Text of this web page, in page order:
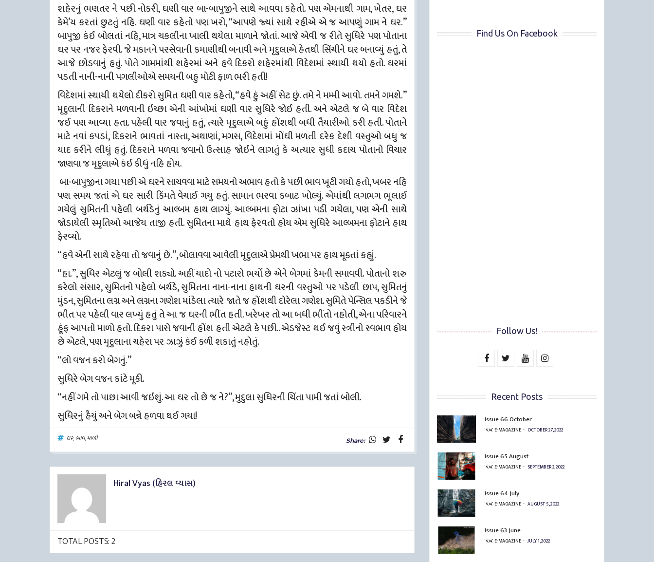
શહેરનું ભણતર ને પછી નોકરી, ઘણી વાર બા-બાપુજીને સાથે આવવા કહેતો. પણ એમનાથી ગામ, ખેતર, ઘર
કેમે’ય કરતાં છુટતું નહિ. ઘણી વાર કહેતો પણ ખરો, “આપણે જ્યાં સાથે રહીએ એ જ આપણું ગામ ને ઘર.”
બાપુજી કંઈ બોલતાં નહિ, માત્ર ચકલીના ખાલી થયેલા માળાને જોતાં. આજે એવી જ રીતે સુધિરે પણ પોતાના
ઘર પર નજર ફેરવી. જે મકાનને પરસેવાની કમાણીથી બનાવી અને મૃદુલાએ હેતથી સિંચીને ઘર બનાવ્યું હતું, તે
આજે છોડવાનું હતું. પોતે ગામમાંથી શહેરમાં અને હવે દિકરો શહેરમાંથી વિદેશમાં સ્થાયી થયો હતો. ઘરમાં
પડતી નાની-નાની પગલીઓએ સમયની બહુ મોટી ફાળ ભરી હતી!
વિદેશમાં સ્થાયી થયેલો દીકરો સુમિત ઘણી વાર કહેતો, “હવે હું અહીં સેટ છું. તમે ને મમ્મી આવો. તમને ગમશે.”
મૃદુલાની દિકરાને મળવાની ઇચ્છા એની આંખોમાં ઘણી વાર સુધિરે જોઈ હતી. અને એટલે જ બે વાર વિદેશ
જઈ પણ આવ્યા હતા. પહેલી વાર જવાનું હતું, ત્યારે મૃદુલાએ બહું હોંશથી બધી તૈયારીઓ કરી હતી. પોતાને
માટે નવાં કપડાં, દિકરાને ભાવતાં નાસ્તા, અથાણાં, મગસ, વિદેશમાં મોંઘી મળતી દરેક દેશી વસ્તુઓ બધુ જ
યાદ કરીને લીધું હતું. દિકરાને મળવા જવાનો ઉત્સાહ જોઈને લાગતું કે અત્યાર સુધી કદાચ પોતાનો વિચાર
જાણવા જ મૃદુલાએ કંઈ કીધું નહિ હોય.
બા-બાપુજીના ગયા પછી એ ઘરને સાચવવા માટે સમયનો અભાવ હતો કે પછી ભાવ ખૂટી ગયો હતો, ખબર નહિ
પણ સમય જતાં એ ઘર સારી કિંમતે વેચાઈ ગયુ હતું. સામાન ભરવા કબાટ ખોલ્યું. એમાંથી લગભગ ભૂલાઈ
ગયેલું સુમિતની પહેલી બર્થડેનું આલ્બમ હાથ લાગ્યું. આલ્બમના ફોટા ઝાંખા પડી ગયેલા, પણ એની સાથે
જોડાયેલી સ્મૃતિઓ આજેય તાજી હતી. સુમિતના માથે હાથ ફેરવતો હોય એમ સુધિરે આલ્બમના ફોટાને હાથ
ફેરવ્યો.
“હવે એની સાથે રહેવા તો જવાનું છે.”, બોલાવવા આવેલી મૃદુલાએ પ્રેમથી ખભા પર હાથ મૂક્તાં કહ્યું.
“હા.”, સુધિર એટલું જ બોલી શક્યો. અહીં યાદો નો પટારો ભર્યો છે એને બેગમાં કેમની સમાવવી. પોતાનો શરુ
કરેલો સંસાર, સુમિતનો પહેલો બર્થડે, સુમિતના નાના-નાના હાથની ઘરની વસ્તુઓ પર પડેલી છાપ, સુમિતનું
મુંડન, સુમિતના લગ્ન અને લગ્નના ગણેશ માંડેલા ત્યારે જાતે જ હોંશથી દોરેલા ગણેશ. સુમિતે પેન્સિલ પકડીને જે
ભીત પર પહેલી વાર લખ્યું હતું તે આ જ ઘરની ભીંત હતી. ખરેખર તો આ બધી ભીંતો નહોતી, એના પરિવારને
હૂંફ આપતો માળો હતો. દિકરા પાસે જવાની હોંશ હતી એટલે કે પછી.. એડજેસ્ટ થઈ જવું સ્ત્રીનો સ્વભાવ હોય
છે એટલે, પણ મૃદુલાના ચહેરા પર ઝાઝું કંઈ કળી શકાતું નહોતું.
“લો વજન કરો બેગનું.”
સુધિરે બેગ વજન કાંટે મૂકી.
“નહીં ગમે તો પાછા આવી જઈશું. આ ઘર તો છે જ ને?”, મુદુલા સુધિરની ચિંતા પામી જતાં બોલી.
સુધિરનું હૈયું અને બેગ બન્ને હળવા થઈ ગયા!
ઘર,ભાવ,માળો Share:
Hiral Vyas (હિરલ વ્યાસ)
TOTAL POSTS: 2
Find Us On Facebook
Follow Us!
Recent Posts
Issue 66 October
'પંખ' E-MAGAZINE OCTOBER 27, 2022
Issue 65 August
'પંખ' E-MAGAZINE SEPTEMBER 2, 2022
Issue 64 July
'પંખ' E-MAGAZINE AUGUST 5, 2022
Issue 63 June
'પંખ' E-MAGAZINE JULY 1, 2022